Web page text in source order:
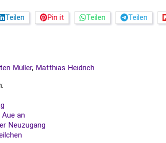
Teilen Pin it Teilen Teilen
Müller, Matthias Heidrich
an
Neuzugang